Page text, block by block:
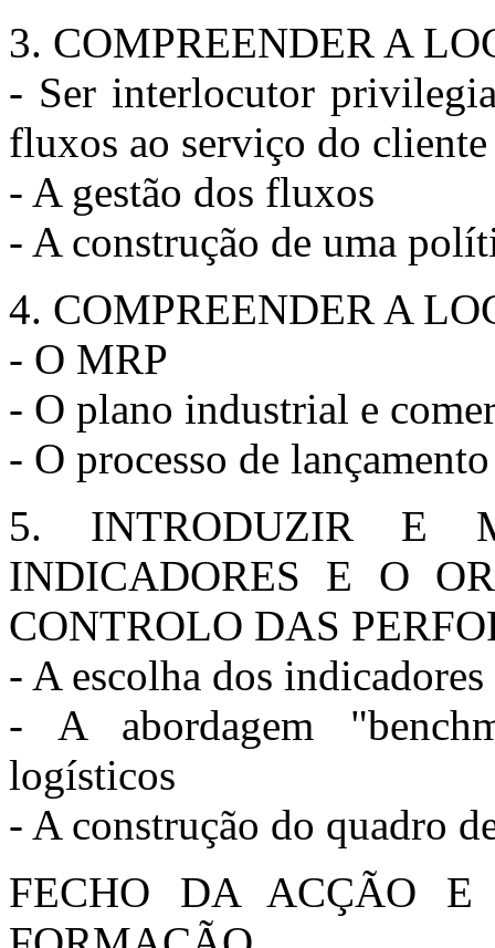
3. COMPREENDER A
- Ser interlocutor
fluxos ao serviço do cliente
- A gestão dos fluxos
- A construção de uma
4. COMPREENDER A
- O MRP
- O plano industrial e
- O processo de
5. INTRODUZIR E
INDICADORES E O
CONTROLO DAS
- A escolha dos
- A abordagem
logísticos
- A construção do quadro
FECHO DA ACÇÃO E